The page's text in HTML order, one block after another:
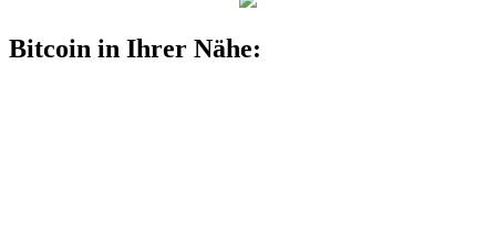
Bitcoin in Ihrer Nähe: